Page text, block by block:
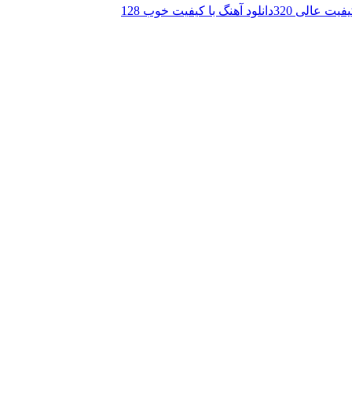
عالی 320 دانلود آهنگ با کیفیت خوب 128